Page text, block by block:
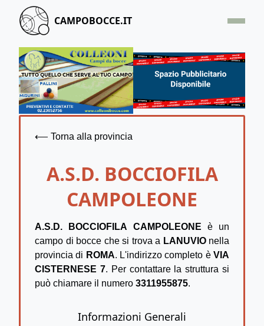
CAMPOBOCCE.IT
HOME
OFFERTA
SEGNALA UN CAMPO
⟵ Torna alla provincia
A.S.D. BOCCIOFILA
CAMPOLEONE
A.S.D. BOCCIOFILA CAMPOLEONE è un
campo di bocce che si trova a LANUVIOnella
provincia di ROMA. L'indirizzo completo èVIA
CISTERNESE 7. Per contattare la struttura si
può chiamare il numero 3311955875.
Informazioni Generali